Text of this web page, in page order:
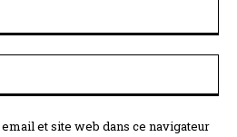
et site web dans ce navigateur